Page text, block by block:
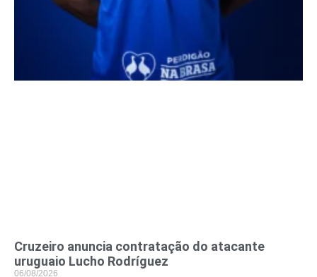
Cruzeiro anuncia contratação do atacante
uruguaio Lucho Rodríguez
06/08/2026